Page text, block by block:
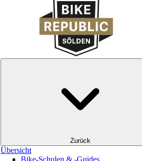
Zurück
Übersicht
Bike-Schulen & -Guides